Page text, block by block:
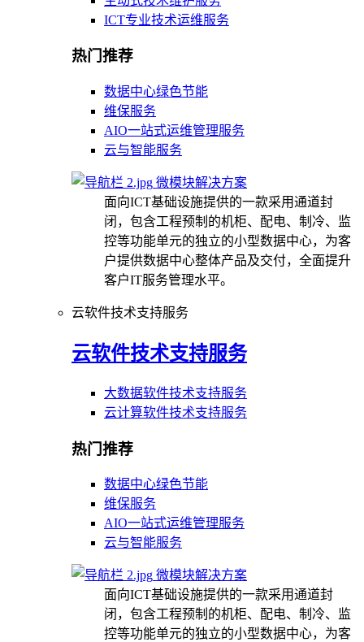
ICT专业技术运维服务
热门推荐
数据中心绿色节能
维保服务
AIO一站式运维管理服务
云与智能服务
微模块解决方案
面向ICT基础设施提供的一款采用通道封
闭，包含工程预制的机柜、配电、制冷、监
控等功能单元的独立的小型数据中心，为客
户提供数据中心整体产品及交付，全面提升
客户IT服务管理水平。
云软件技术支持服务
云软件技术支持服务
大数据软件技术支持服务
云计算软件技术支持服务
热门推荐
数据中心绿色节能
维保服务
AIO一站式运维管理服务
云与智能服务
微模块解决方案
面向ICT基础设施提供的一款采用通道封
闭，包含工程预制的机柜、配电、制冷、监
控等功能单元的独立的小型数据中心，为客